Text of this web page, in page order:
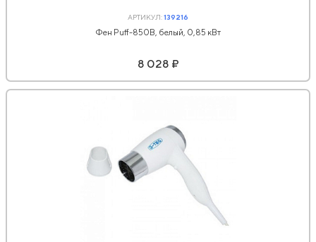
АРТИКУЛ:139216
Фен Puff-850В, белый, 0,85 кВт
8 028 ₽